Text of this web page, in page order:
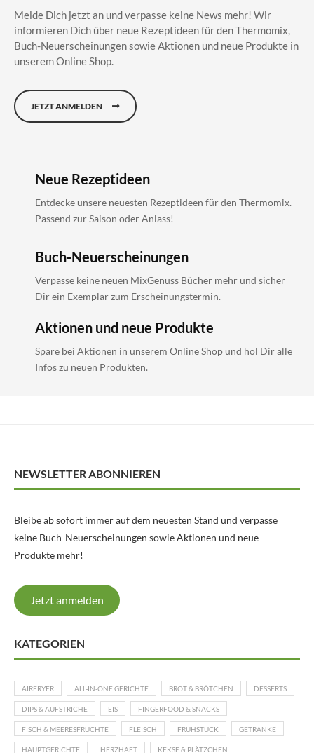
Melde Dich jetzt an und verpasse keine News mehr! Wir
informieren Dich über neue Rezeptideen für den Thermomix,
Buch-Neuerscheinungen sowie Aktionen und neue Produkte in
unserem Online Shop.
JETZT ANMELDEN
Neue Rezeptideen
Entdecke unsere neuesten Rezeptideen für den Thermomix.
Passend zur Saison oder Anlass!
Buch-Neuerscheinungen
Verpasse keine neuen MixGenuss Bücher mehr und sicher
Dir ein Exemplar zum Erscheinungstermin.
Aktionen und neue Produkte
Spare bei Aktionen in unserem Online Shop und hol Dir alle
Infos zu neuen Produkten.
NEWSLETTER ABONNIEREN
Bleibe ab sofort immer auf dem neuesten Stand und verpasse
keine Buch-Neuerscheinungen sowie Aktionen und neue
Produkte mehr!
Jetzt anmelden
KATEGORIEN
AIRFRYER ALL-IN-ONE GERICHTE BROT & BRÖTCHEN DESSERTS
DIPS & AUFSTRICHE EIS FINGERFOOD & SNACKS
FISCH & MEERESFRÜCHTE FLEISCH FRÜHSTÜCK GETRÄNKE
HAUPTGERICHTE HERZHAFT KEKSE & PLÄTZCHEN